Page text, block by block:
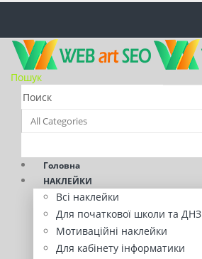
Пошук
Головна
НАКЛЕЙКИ
Всі наклейки
Для початкової школи та ДНЗ
Мотиваційні наклейки
Для кабінету інформатики